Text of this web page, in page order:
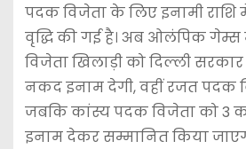
पदक विजेता के लिए इनामी राशि
वृद्धि की गई है। अब ओलंपिक गेम्स
विजेता खिलाड़ी को दिल्ली
नकद इनाम देगी, वहीं रजत पदक
जबकि कांस्य पदक विजेता को 3
इनाम देकर सम्मानित किया